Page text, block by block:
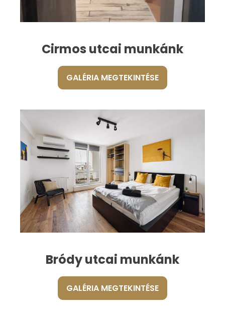
Cirmos utcai munkánk
GALÉRIA MEGTEKINTÉSE
Bródy utcai munkánk
GALÉRIA MEGTEKINTÉSE